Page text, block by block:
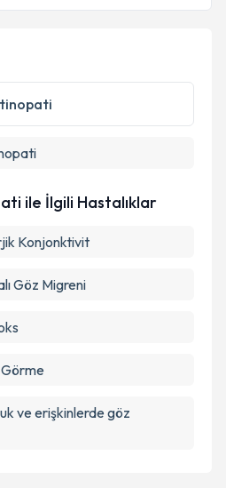
ile İlgili Hastalıklar
Konjonktivit
Göz Migreni
ve erişkinlerde göz